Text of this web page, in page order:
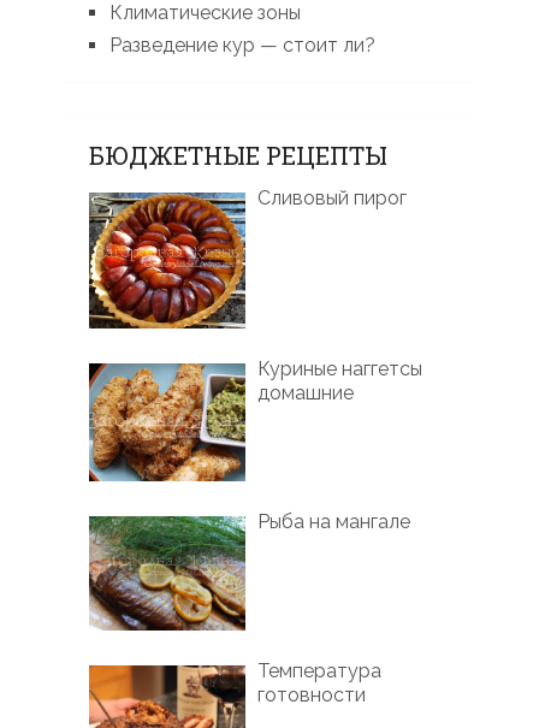
Климатические зоны
Разведение кур — стоит ли?
БЮДЖЕТНЫЕ РЕЦЕПТЫ
Сливовый пирог
Куриные наггетсы
домашние
Рыба на мангале
Температура
готовности